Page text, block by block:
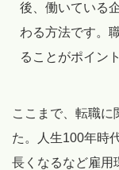
後、働いている
わる方法です。
ることがポイン
ここまで、転職に
た。人生100年時
長くなるなど雇用